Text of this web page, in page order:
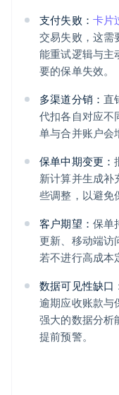
支付失败： 卡片
交易失败，这需
能重试逻辑与主
要的保单失效。
多渠道分销：直
代扣各自对应不
单与合并账户会
保单中期变更：
新计算并生成补
些调整，以避免
客户期望： 保单
更新、移动端访
若不进行高成本
数据可见性缺口
逾期应收账款与
强大的数据分析
提前预警。